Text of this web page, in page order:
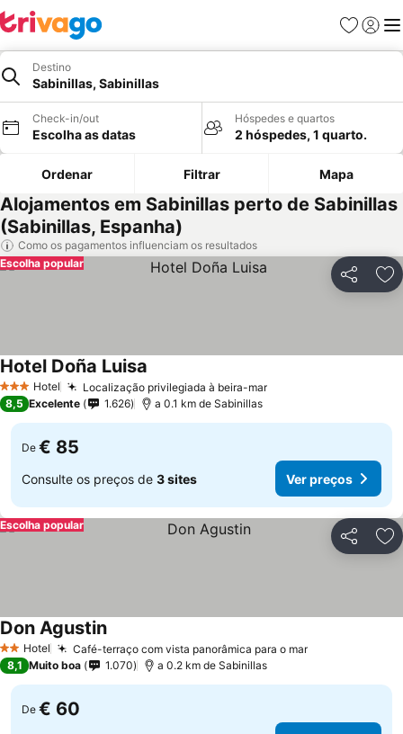
Favoritos
Iniciar
Destino
Sabinillas, Sabinillas
Check-in/out
Escolha as datas
Hóspedes e quartos
2 hóspedes, 1 quarto.
Ordenar Filtrar Mapa
Alojamentos em Sabinillas perto de Sabinillas
(Sabinillas, Espanha)
Como os pagamentos influenciam os resultados
Partilhar
Escolha popular
3 EstrelasHotel Localização privilegiada à beira-mar
Hotel Doña Luisa
8,5 Excelente 1.626 a 0.1 km de Sabinillas
De € 85
Consulte os preços de 3 sites Ver preços
Partilhar
Escolha popular
2 Estrelas
Hotel Café-terraço com vista panorâmica para o mar
Don Agustin
8,1 Muito boa 1.070 a 0.2 km de Sabinillas
De € 60